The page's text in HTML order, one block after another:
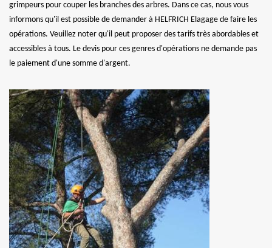
grimpeurs pour couper les branches des arbres. Dans ce cas, nous vous
informons qu'il est possible de demander à HELFRICH Elagage de faire les
opérations. Veuillez noter qu'il peut proposer des tarifs très abordables et
accessibles à tous. Le devis pour ces genres d'opérations ne demande pas
le paiement d'une somme d'argent.